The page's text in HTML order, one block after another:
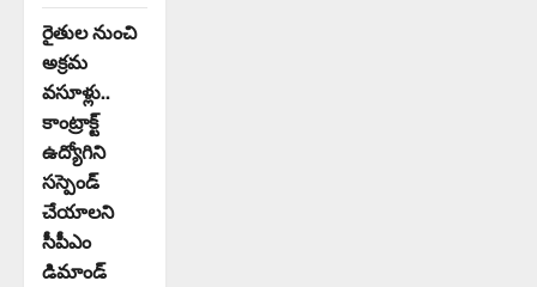
రైతుల నుంచి
అక్రమ
వసూళ్లు..
కాంట్రాక్ట్
ఉద్యోగిని
సస్పెండ్
చేయాలని
సీపీఎం
డిమాండ్